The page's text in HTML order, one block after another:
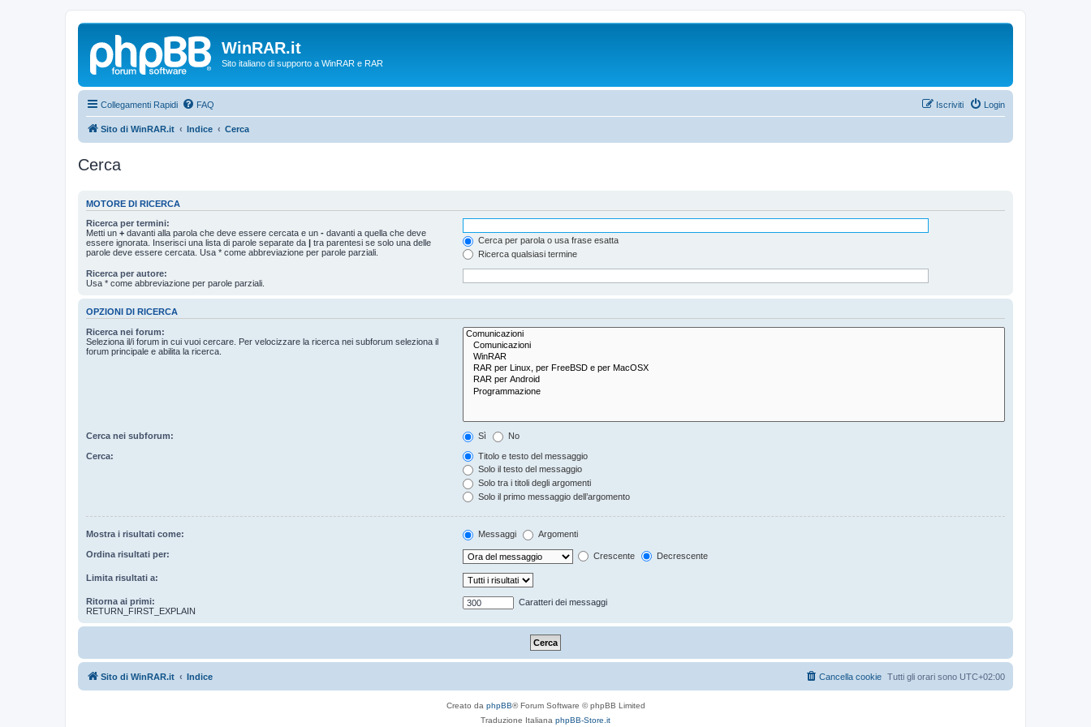
WinRAR.it
Sito italiano di supporto a WinRAR e RAR
Collegamenti Rapidi FAQ Login
Iscriviti
Sito di WinRAR.it Indice Cerca
Cerca
MOTORE DI RICERCA
Ricerca per termini:
Metti un + davanti alla parola che deve essere cercata e un - davanti a quella che deve
essere ignorata. Inserisci una lista di parole separate da | tra parentesi se solo una delle
parole deve essere cercata. Usa * come abbreviazione per parole parziali.
Cerca per parola o usa frase esatta
Ricerca qualsiasi termine
Ricerca per autore:
Usa * come abbreviazione per parole parziali.
OPZIONI DI RICERCA
Ricerca nei forum:
Seleziona il/i forum in cui vuoi cercare. Per velocizzare la ricerca nei subforum seleziona il
forum principale e abilita la ricerca.
Cerca nei subforum: Sì No
Cerca:
Titolo e testo del messaggio
Solo il testo del messaggio
Solo tra i titoli degli argomenti
Solo il primo messaggio dell’argomento
Mostra i risultati come: Messaggi Argomenti
Ordina risultati per: Crescente Decrescente
Limita risultati a:
Ritorna ai primi:
RETURN_FIRST_EXPLAIN
Caratteri dei messaggi
Sito di WinRAR.it Indice Tutti gli orari sono UTC+02:00
Cancella cookie
Creato da phpBB® Forum Software © phpBB Limited
Traduzione Italiana phpBB-Store.it